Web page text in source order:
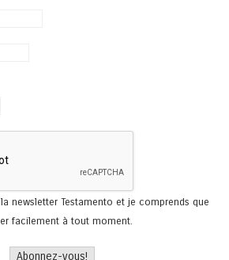
newsletter Testamento et je comprends que
facilement à tout moment.